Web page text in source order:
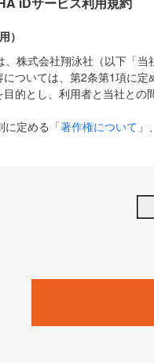
）
、株式会社翔泳社（以下「
については、第2条第1項に
的とし、利用者と当社との
に定める「著作権について 」
の規定が優先して適用される
ビス」とは、当社が提供す
びこれらサービスに関連し
」「SEShop」「CodeZine」